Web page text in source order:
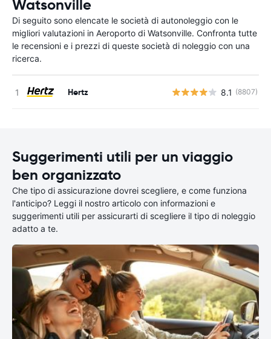
Watsonville
Di seguito sono elencate le società di autonoleggio con le
migliori valutazioni in Aeroporto di Watsonville. Confronta tutte
le recensioni e i prezzi di queste società di noleggio con una
ricerca.
Hertz 8.1 (8807)
Suggerimenti utili per un viaggio
ben organizzato
Che tipo di assicurazione dovrei scegliere, e come funziona
l'anticipo? Leggi il nostro articolo con informazioni e
suggerimenti utili per assicurarti di scegliere il tipo di noleggio
adatto a te.